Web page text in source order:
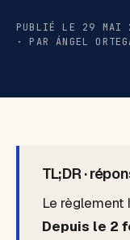
PUBLIÉ LE 29
· PAR ÁNGEL
TL;DR ·
Le règlement
Depuis le 2